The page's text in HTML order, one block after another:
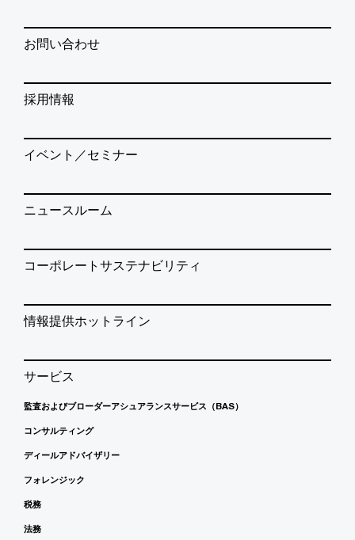
お問い合わせ
採用情報
イベント／セミナー
ニュースルーム
コーポレートサステナビリティ
情報提供ホットライン
サービス
監査およびブローダーアシュアランスサービス（BAS）
コンサルティング
ディールアドバイザリー
フォレンジック
税務
法務